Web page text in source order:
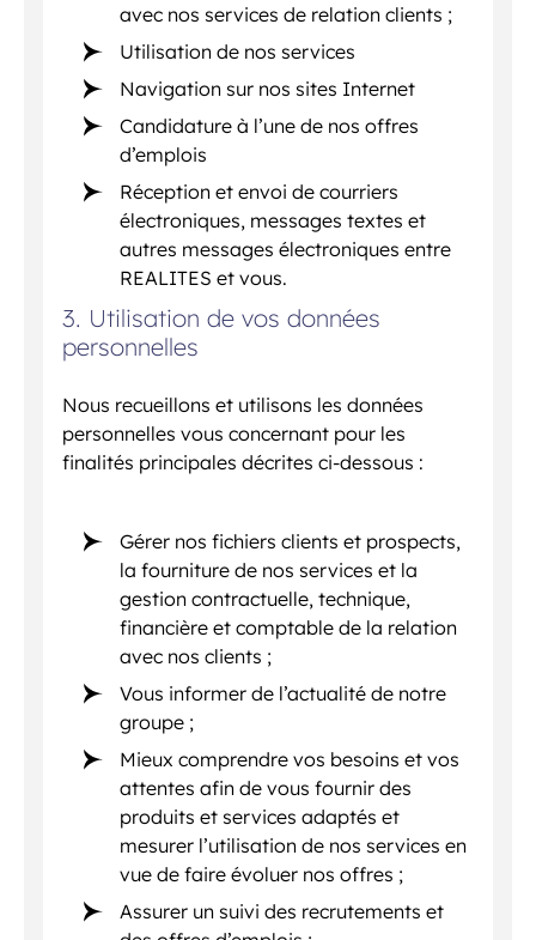
avec nos services de relation clients ;
Utilisation de nos services
Navigation sur nos sites Internet
Candidature à l’une de nos offres
d’emplois
Réception et envoi de courriers
électroniques, messages textes et
autres messages électroniques entre
REALITES et vous.
3. Utilisation de vos données
personnelles
Nous recueillons et utilisons les données
personnelles vous concernant pour les
finalités principales décrites ci-dessous :
Gérer nos fichiers clients et prospects,
la fourniture de nos services et la
gestion contractuelle, technique,
financière et comptable de la relation
avec nos clients ;
Vous informer de l’actualité de notre
groupe ;
Mieux comprendre vos besoins et vos
attentes afin de vous fournir des
produits et services adaptés et
mesurer l’utilisation de nos services en
vue de faire évoluer nos offres ;
Assurer un suivi des recrutements et